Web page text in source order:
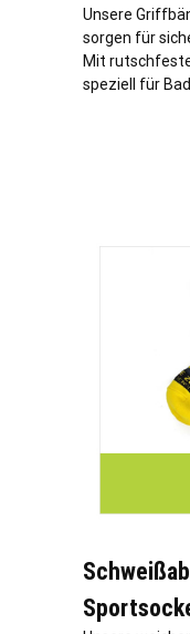
Unsere
sorgen für
Mit
speziell für